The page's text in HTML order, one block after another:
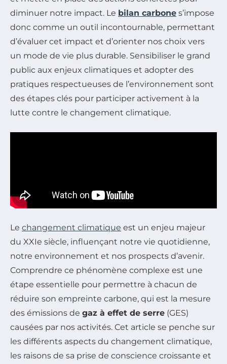
diminuer notre impact. Le bilan carbone s’impose
donc comme un outil incontournable, permettant
d’évaluer cet impact et d’orienter nos choix vers
un mode de vie plus durable. Sensibiliser le grand
public aux enjeux climatiques et adopter des
pratiques respectueuses de l’environnement sont
des étapes clés pour participer activement à la
lutte contre le changement climatique.
Le changement climatique est un enjeu majeur
du XXIe siècle, influençant notre vie quotidienne,
notre environnement et nos prospects d’avenir.
Comprendre ce phénomène complexe est une
étape essentielle pour permettre à chacun de
réduire son empreinte carbone, qui est la mesure
des émissions de gaz à effet de serre (GES)
causées par nos activités. Cet article se penche sur
les différents aspects du changement climatique,
les raisons de sa prise de conscience croissante et